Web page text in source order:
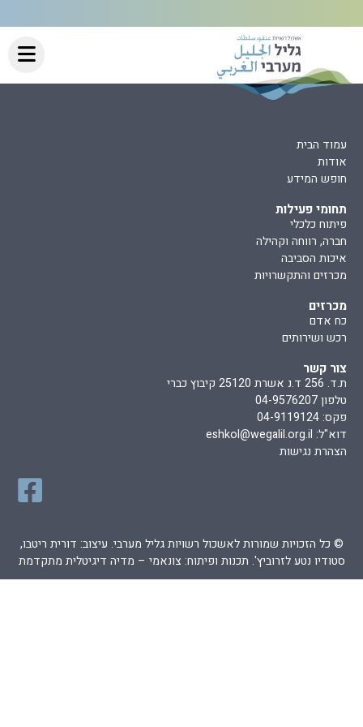
עמוד הבית
אודות
חופש המידע
תחומי פעילות
פיתוח כלכלי
חברה, רווחה וקהילה
איכות הסביבה
מכרזים והתקשרויות
מכרזים
כח אדם
רכש ושירותים
צור קשר
ת.ד. 256 ד.נ אשרת 25120 קיבוץ כברי
טלפון 04-9576207
פקס: 04-9119124
דוא"ל: eshkol@wegalil.org.il
הצהרת נגישות
© כל הזכויות שמורות לאשכול רשויות גליל מערבי. עיצוב: דורית ריטבו,
סטודיו נטע לזרוביץ'. תכנות ופיתוח: צונאמי – מדיה דיגיטלית מתקדמת